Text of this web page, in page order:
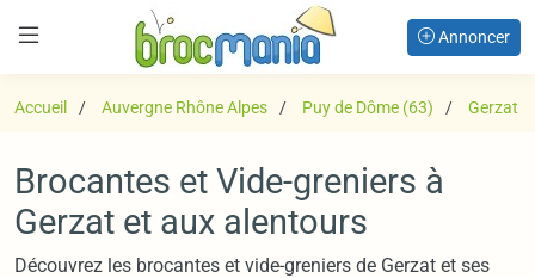
Annoncer
Accueil Auvergne Rhône Alpes Puy de Dôme (63) Gerzat
Brocantes et Vide-greniers à
Gerzat et aux alentours
Découvrez les brocantes et vide-greniers de Gerzat et ses